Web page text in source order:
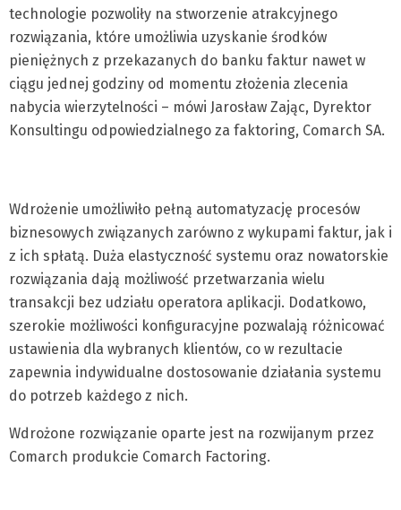
technologie pozwoliły na stworzenie atrakcyjnego
rozwiązania, które umożliwia uzyskanie środków
pieniężnych z przekazanych do banku faktur nawet w
ciągu jednej godziny od momentu złożenia zlecenia
nabycia wierzytelności – mówi Jarosław Zając, Dyrektor
Konsultingu odpowiedzialnego za faktoring, Comarch SA.
Wdrożenie umożliwiło pełną automatyzację procesów
biznesowych związanych zarówno z wykupami faktur, jak i
z ich spłatą. Duża elastyczność systemu oraz nowatorskie
rozwiązania dają możliwość przetwarzania wielu
transakcji bez udziału operatora aplikacji. Dodatkowo,
szerokie możliwości konfiguracyjne pozwalają różnicować
ustawienia dla wybranych klientów, co w rezultacie
zapewnia indywidualne dostosowanie działania systemu
do potrzeb każdego z nich.
Wdrożone rozwiązanie oparte jest na rozwijanym przez
Comarch produkcie Comarch Factoring.